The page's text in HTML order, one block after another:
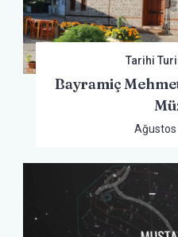
Tarihi
Bayramiç
Ağustos